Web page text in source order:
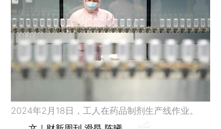
2024年2月18日，工人在药品制剂生产线作业。